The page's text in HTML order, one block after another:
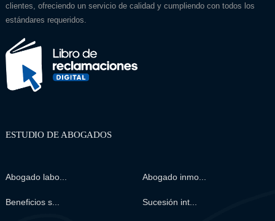
clientes, ofreciendo un servicio de calidad y cumpliendo con todos los
estándares requeridos.
ESTUDIO DE ABOGADOS
Abogado labo... Abogado inmo...
Beneficios s... Sucesión int...